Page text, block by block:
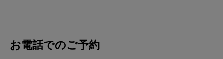
ホテル日航金沢
ノアビーチ
ウエスト ウイング
お電話でのご予約